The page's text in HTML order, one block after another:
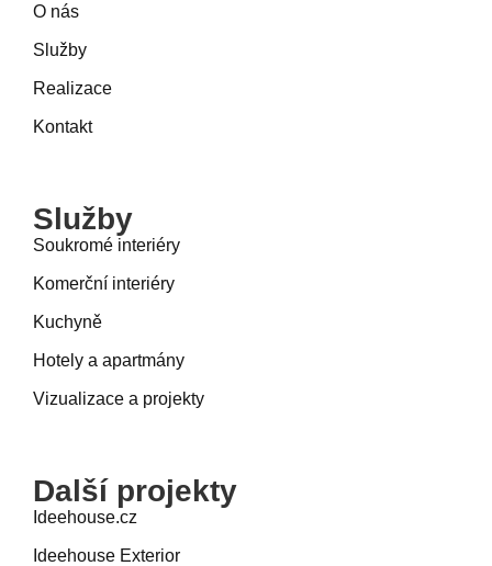
O nás
Služby
Realizace
Kontakt
Služby
Soukromé interiéry
Komerční interiéry
Kuchyně
Hotely a apartmány
Vizualizace a projekty
Další projekty
Ideehouse.cz
Ideehouse Exterior